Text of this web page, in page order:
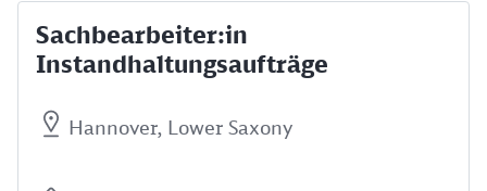
Sachbearbeiter:in
Instandhaltungsaufträge
Hannover, Lower Saxony